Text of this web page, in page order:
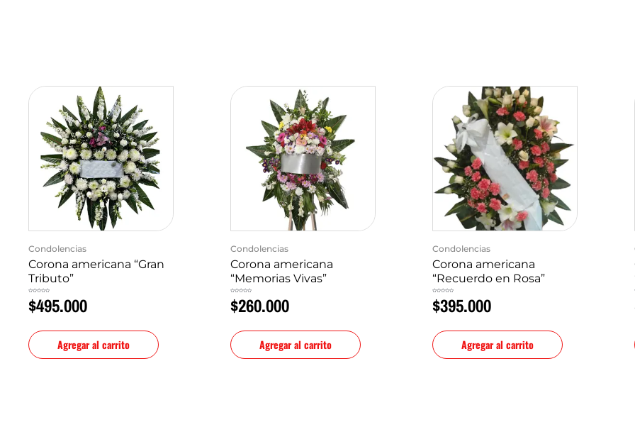
Condolencias
Corona americana “Gran
Tributo”
en
0
de
$495.000
Agregar al carrito
Condolencias
Corona americana
“Memorias Vivas”
en
0
de
$260.000
Agregar al carrito
Condolencias
Corona americana
“Recuerdo en Rosa”
en
0
de
$395.000
Agregar al carrito